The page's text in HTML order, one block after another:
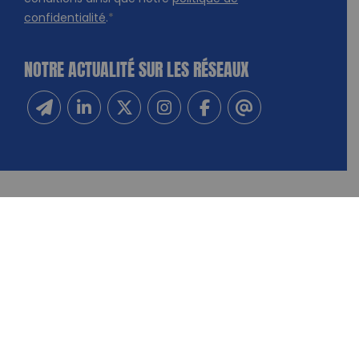
confidentialité.*
NOTRE ACTUALITÉ SUR LES RÉSEAUX